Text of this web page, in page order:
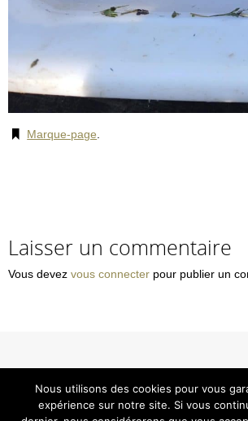
Marque-page.
Laisser un commentaire
Vous devez vous connecter pour publier un
© Smavas
Tous droits réservés - Reproduction
Nous utilisons des cookies pour vous
expérience sur notre site. Si vous